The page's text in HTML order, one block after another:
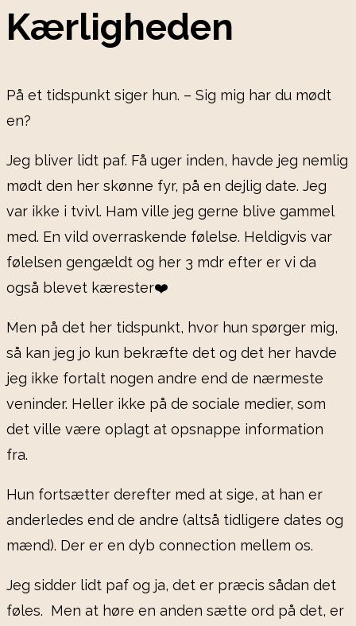
Kærligheden
På et tidspunkt siger hun. – Sig mig har du mødt
en?
Jeg bliver lidt paf. Få uger inden, havde jeg nemlig
mødt den her skønne fyr, på en dejlig date. Jeg
var ikke i tvivl. Ham ville jeg gerne blive gammel
med. En vild overraskende følelse. Heldigvis var
følelsen gengældt og her 3 mdr efter er vi da
også blevet kærester❤️
Men på det her tidspunkt, hvor hun spørger mig,
så kan jeg jo kun bekræfte det og det her havde
jeg ikke fortalt nogen andre end de nærmeste
veninder. Heller ikke på de sociale medier, som
det ville være oplagt at opsnappe information
fra.
Hun fortsætter derefter med at sige, at han er
anderledes end de andre (altså tidligere dates og
mænd). Der er en dyb connection mellem os.
Jeg sidder lidt paf og ja, det er præcis sådan det
føles. Men at høre en anden sætte ord på det, er